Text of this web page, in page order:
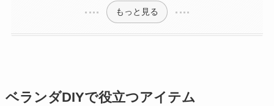
もっと見る
ベランダDIYで役立つアイテム